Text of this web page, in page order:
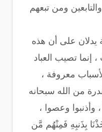
ومن تبعهم
يدلان على أن هذه
إنما تصيب العباد
معروفة ،
من الله سبحانه
وأذنبوا وعصوا ،
بِذَنبِهِ فَمِنْهُم مَّن